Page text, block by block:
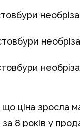
ціна зросла
за 8 років у